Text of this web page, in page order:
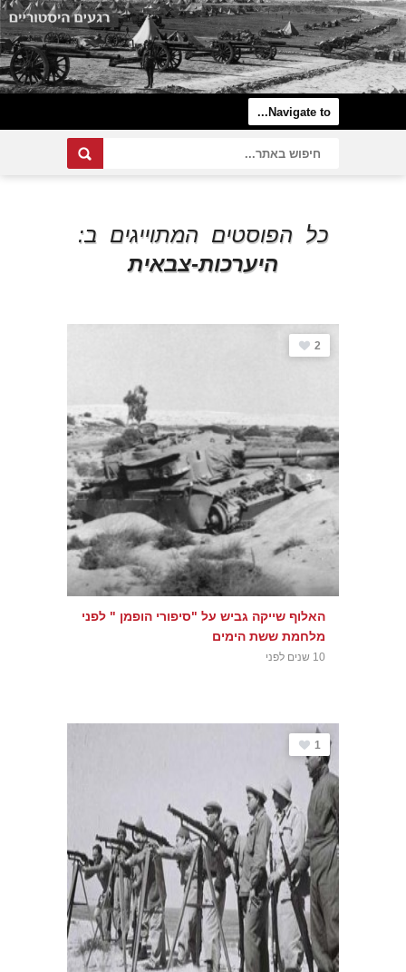
כל הפוסטים המתוייגים ב:
היערכות-צבאית
2
האלוף שייקה גביש על "סיפורי הופמן " לפני
מלחמת ששת הימים
10 שנים לפני
1